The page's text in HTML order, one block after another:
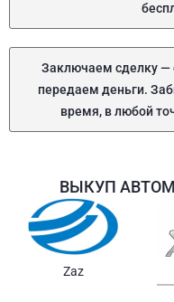
Заключаем сделку —
передаем деньги.
время, в любой
ВЫКУП